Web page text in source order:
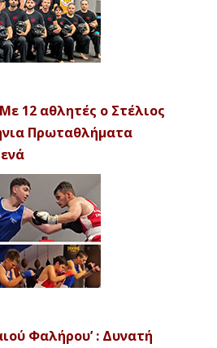
12 αθλητές ο Στέλιος
Πρωταθλήματα
Φαλήρου’ : Δυνατή